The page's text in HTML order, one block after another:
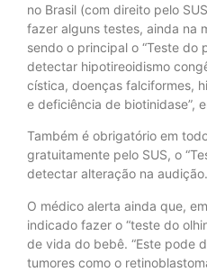
no Brasil (com direito pelo
fazer alguns testes, ainda na
sendo o principal o “Teste do
detectar hipotireoidismo
cística, doenças falciformes,
e deficiência de biotinidase”,
Também é obrigatório em
gratuitamente pelo SUS, o
detectar alteração na audição.
O médico alerta ainda que,
indicado fazer o “teste do
de vida do bebê. “Este pode
tumores como o